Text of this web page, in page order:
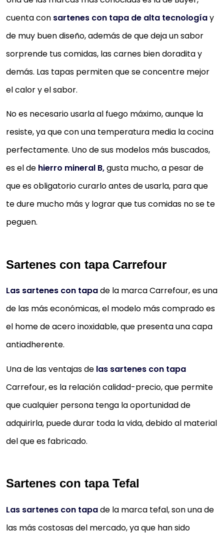
cuenta con sartenes con tapa de alta tecnologíay
de muy buen diseño, además de que deja un sabor
sorprende tus comidas, las carnes bien doradita y
demás. Las tapas permiten que se concentre mejor
el calor y el sabor.
No es necesario usarla al fuego máximo, aunque la
resiste, ya que con una temperatura media la cocina
perfectamente. Uno de sus modelos más buscados,
es el de hierro mineral B,gusta mucho, a pesar de
que es obligatorio curarlo antes de usarla, para que
te dure mucho más y lograr que tus comidas no se te
peguen.
Sartenes con tapa Carrefour
Las sartenes con tapade la marca Carrefour, es una
de las más económicas, el modelo más comprado es
el home de acero inoxidable, que presenta una capa
antiadherente.
Una de las ventajas de las sartenes con tapa
Carrefour, es la relación calidad-precio, que permite
que cualquier persona tenga la oportunidad de
adquirirla, puede durar toda la vida, debido al material
del que es fabricado.
Sartenes con tapa Tefal
Las sartenes con tapade la marca tefal, son una de
las más costosas del mercado, ya que han sido